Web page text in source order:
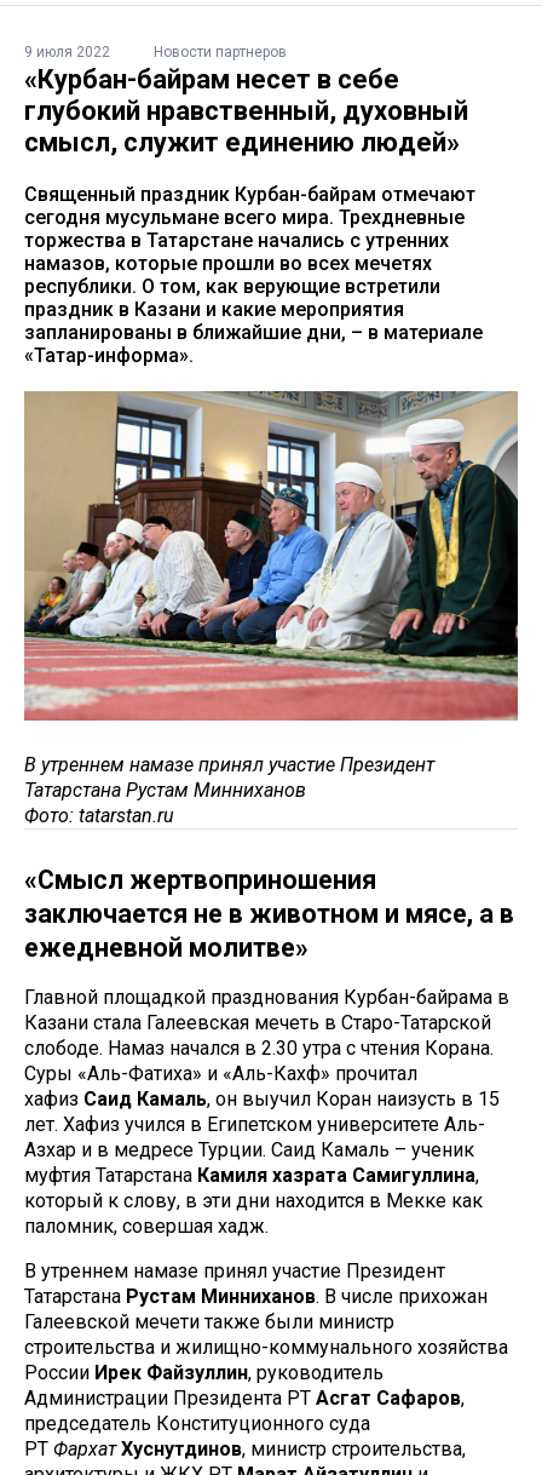
9 июля 2022 Новости партнеров
«Курбан-байрам несет в себе
глубокий нравственный, духовный
смысл, служит единению людей»
Священный праздник Курбан-байрам отмечают
сегодня мусульмане всего мира. Трехдневные
торжества в Татарстане начались с утренних
намазов, которые прошли во всех мечетях
республики. О том, как верующие встретили
праздник в Казани и какие мероприятия
запланированы в ближайшие дни, – в материале
«Татар-информа».
В утреннем намазе принял участие Президент
Татарстана Рустам Минниханов
Фото: tatarstan.ru
«Смысл жертвоприношения
заключается не в животном и мясе, а в
ежедневной молитве»
Главной площадкой празднования Курбан-байрама в
Казани стала Галеевская мечеть в Старо-Татарской
слободе. Намаз начался в 2.30 утра с чтения Корана.
Суры «Аль-Фатиха» и «Аль-Кахф» прочитал
хафиз Саид Камаль, он выучил Коран наизусть в 15
лет. Хафиз учился в Египетском университете Аль-
Азхар и в медресе Турции. Саид Камаль – ученик
муфтия Татарстана Камиля хазрата Самигуллина,
который к слову, в эти дни находится в Мекке как
паломник, совершая хадж.
В утреннем намазе принял участие Президент
Татарстана Рустам Минниханов. В числе прихожан
Галеевской мечети также были министр
строительства и жилищно-коммунального хозяйства
России Ирек Файзуллин, руководитель
Администрации Президента РТ Асгат Сафаров,
председатель Конституционного суда
РТ Фархат Хуснутдинов, министр строительства,